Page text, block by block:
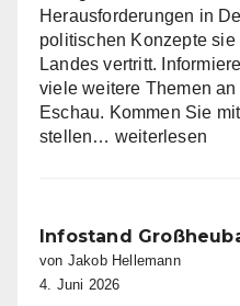
Herausforderungen in
politischen Konzepte
Landes vertritt.
viele weitere Themen
Eschau. Kommen Sie
stellen… Infostand
weiterlesen
Infostand
von Jakob Hellemann
4. Juni 2026